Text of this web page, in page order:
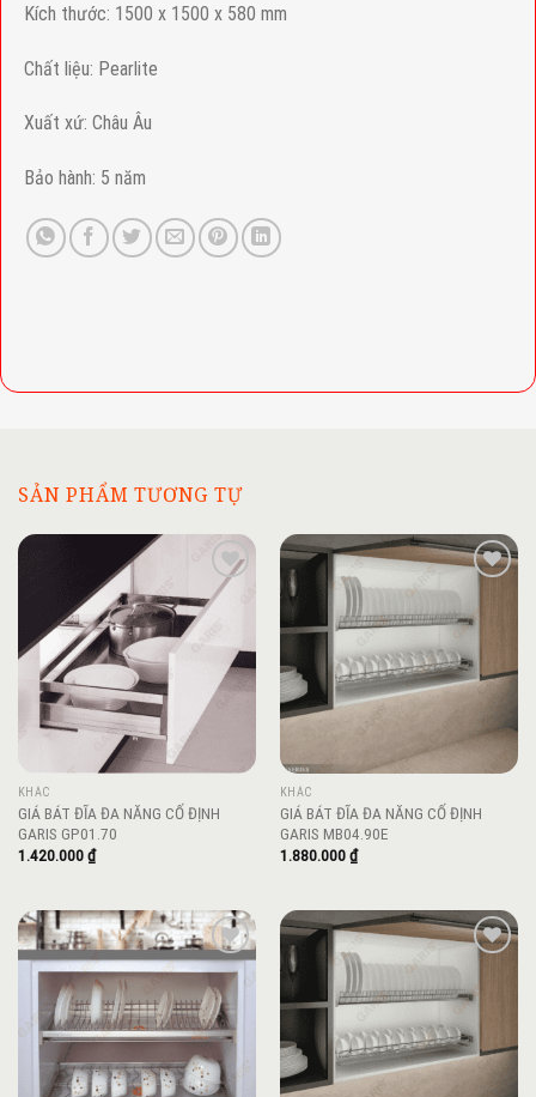
Kích thước: 1500 x 1500 x 580 mm
Chất liệu: Pearlite
Xuất xứ: Châu Âu
Bảo hành: 5 năm
SẢN PHẨM TƯƠNG TỰ
Add to
wishlist
KHÁC
GIÁ BÁT ĐĨA ĐA NĂNG CỐ ĐỊNH
GARIS GP01.70
1.420.000₫
wishlist
KHÁC
GIÁ BÁT ĐĨA ĐA NĂNG CỐ ĐỊNH
GARIS MB04.90E
1.880.000₫
Add to
wishlist
wishlist